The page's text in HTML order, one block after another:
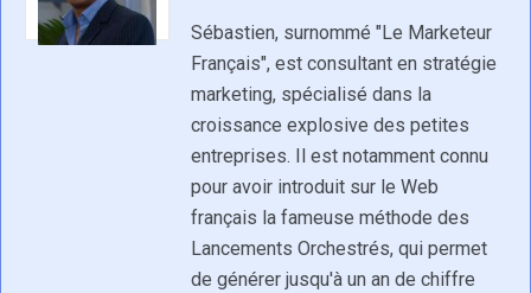
Sébastien, surnommé "Le Marketeur
Français", est consultant en stratégie
marketing, spécialisé dans la
croissance explosive des petites
entreprises. Il est notamment connu
pour avoir introduit sur le Web
français la fameuse méthode des
Lancements Orchestrés, qui permet
de générer jusqu'à un an de chiffre